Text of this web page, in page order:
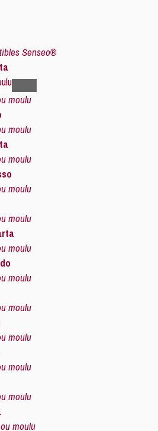
Senseo®
moulu
moulu
moulu
moulu
moulu
moulu
moulu
moulu
moulu
moulu
moulu
moulu